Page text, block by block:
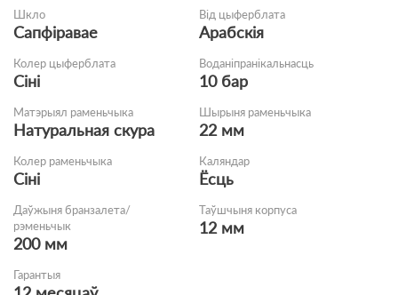
Шкло
Сапфіравае
Від цыферблата
Арабскія
Колер цыферблата
Сіні
Воданіпранікальнасць
10 бар
Матэрыял раменьчыка
Натуральная скура
Шырыня раменьчыка
22 мм
Колер раменьчыка
Сіні
Каляндар
Ёсць
Даўжыня бранзалета/
рэменьчык
200 мм
Таўшчыня корпуса
12 мм
Гарантыя